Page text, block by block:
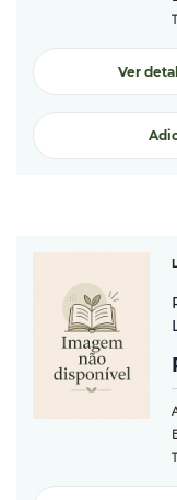
Ver